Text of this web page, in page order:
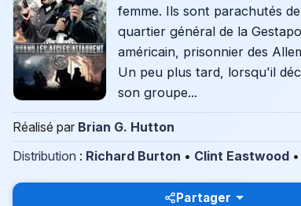
femme. Ils sont parachutés
quartier général de la
américain, prisonnier des
Un peu plus tard, lorsqu'il
son groupe...
Réalisé par Brian G. Hutton
Distribution : Richard Burton • Clint Eastwood •
Partager